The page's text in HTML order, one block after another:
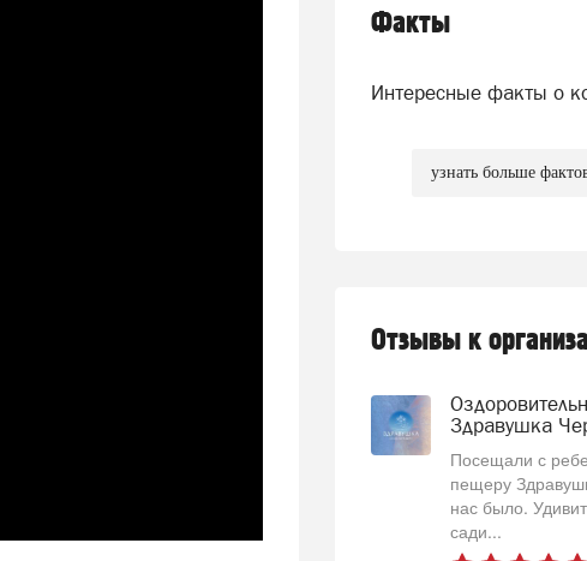
Факты
Интересные факты о
узнать больше
Отзывы к
Здравушка
Посещали с
пещеру
нас было.
сади...